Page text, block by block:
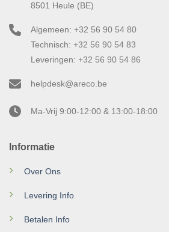
Informatie
Over Ons
Levering Info
Betalen Info
8501 Heule (BE)
Algemeen: +32 56 90 54 80
Technisch: +32 56 90 54 83
Leveringen: +32 56 90 54 86
helpdesk@areco.be
Ma-Vrij 9:00-12:00 & 13:00-18:00